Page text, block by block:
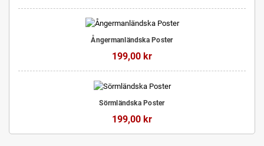
Ångermanländska Poster
199,00 kr
Sörmländska Poster
199,00 kr